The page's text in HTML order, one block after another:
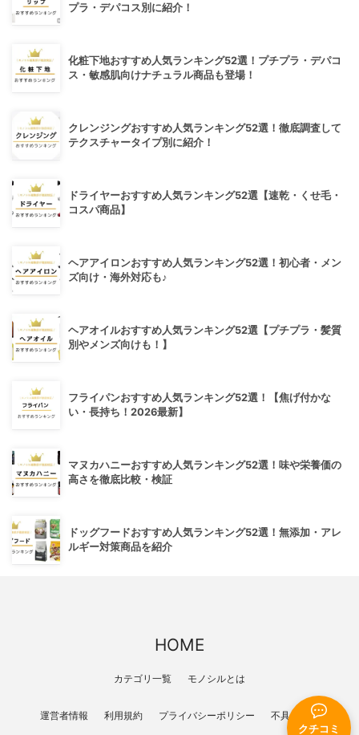
クチコミ
プラ・デパコス別に紹介！
化粧下地おすすめ人気ランキング52選！プチプラ・デパコ
ス・敏感肌向けナチュラル商品も登場！
クレンジングおすすめ人気ランキング52選！徹底調査して
テクスチャータイプ別に紹介！
ドライヤーおすすめ人気ランキング52選【速乾・くせ毛・
コスパ商品】
ヘアアイロンおすすめ人気ランキング52選！初心者・メン
ズ向け・海外対応も♪
ヘアオイルおすすめ人気ランキング52選【プチプラ・髪質
別やメンズ向けも！】
フライパンおすすめ人気ランキング52選！【焦げ付かな
い・長持ち！2026最新】
マヌカハニーおすすめ人気ランキング52選！味や栄養価の
高さを徹底比較・検証
ドッグフードおすすめ人気ランキング52選！無添加・アレ
ルギー対策商品を紹介
HOME
カテゴリ一覧 モノシルとは
運営者情報 利用規約 プライバシーポリシー 不具合報告